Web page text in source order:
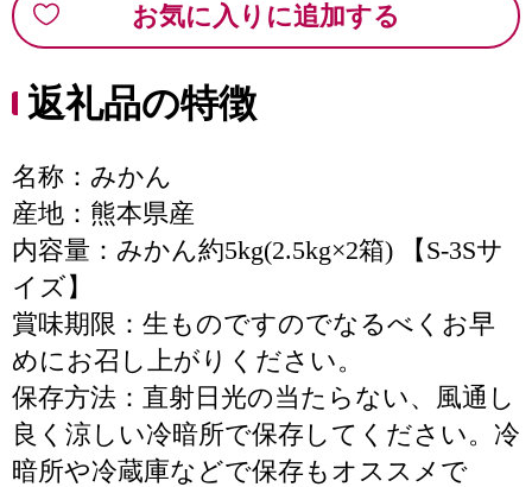
お気に入りに追加する
返礼品の特徴
名称：みかん
産地：熊本県産
内容量：みかん約5kg(2.5kg×2箱) 【S-3Sサ
イズ】
賞味期限：生ものですのでなるべくお早
めにお召し上がりください。
保存方法：直射日光の当たらない、風通し
良く涼しい冷暗所で保存してください。冷
暗所や冷蔵庫などで保存もオススメで